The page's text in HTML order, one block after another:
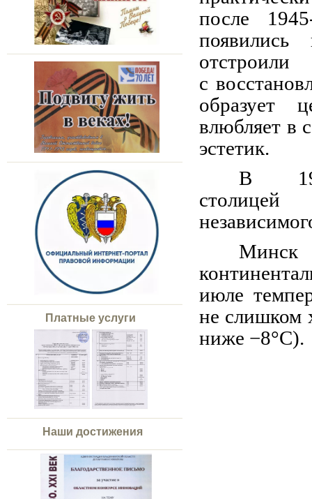
Платные услуги
Наши достижения
после
появились
с
образует
влюбляет в
эстетик.
В
Минск
июле
не слишком
ниже −8°C).